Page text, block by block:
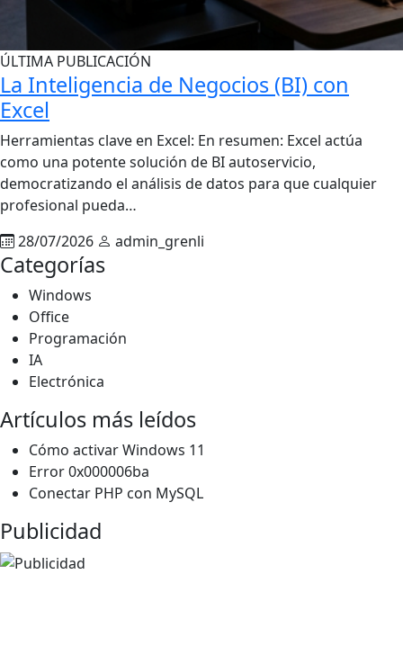
ÚLTIMA PUBLICACIÓN
La Inteligencia de Negocios (BI) con
Excel
Herramientas clave en Excel: En resumen: Excel actúa
como una potente solución de BI autoservicio,
democratizando el análisis de datos para que cualquier
profesional pueda…
28/07/2026
admin_grenli
Categorías
Windows
Office
Programación
IA
Electrónica
Artículos más leídos
Cómo activar Windows 11
Error 0x000006ba
Conectar PHP con MySQL
Publicidad